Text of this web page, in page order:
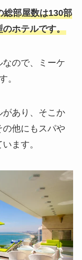
総部屋数は130部
ホテルです。
なので、ミーケ
。
があり、そこか
の他にもスパや
ます。